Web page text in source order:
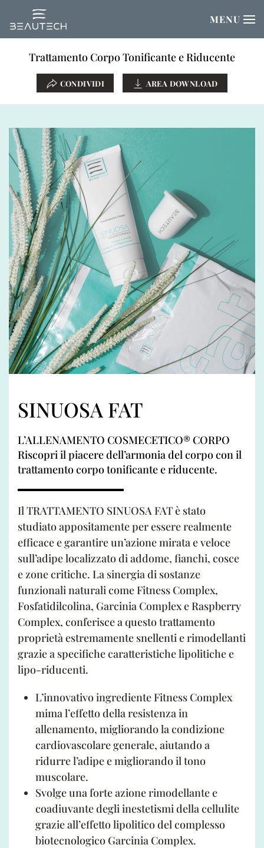
Passa al contenuto principale
MENU
Trattamento Corpo Tonificante e Riducente
CONDIVIDI AREA DOWNLOAD
SINUOSA FAT
L’ALLENAMENTO COSMECETICO® CORPO
Riscopri il piacere dell’armonia del corpo con il
trattamento corpo tonificante e riducente.
Il TRATTAMENTO SINUOSA FAT è stato
studiato appositamente per essere realmente
efficace e garantire un’azione mirata e veloce
sull’adipe localizzato di addome, fianchi, cosce
e zone critiche. La sinergia di sostanze
funzionali naturali come Fitness Complex,
Fosfatidilcolina, Garcinia Complex e Raspberry
Complex, conferisce a questo trattamento
proprietà estremamente snellenti e rimodellanti
grazie a specifiche caratteristiche lipolitiche e
lipo-riducenti.
L’innovativo ingrediente Fitness Complex
mima l’effetto della resistenza in
allenamento, migliorando la condizione
cardiovascolare generale, aiutando a
ridurre l’adipe e migliorando il tono
muscolare.
Svolge una forte azione rimodellante e
coadiuvante degli inestetismi della cellulite
grazie all’effetto lipolitico del complesso
biotecnologico Garcinia Complex.